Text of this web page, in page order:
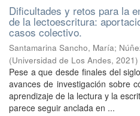
Dificultades y retos para la
de la lectoescritura:
casos colectivo.
Santamarina Sancho, María;
(Universidad de Los Andes, 2021)
Pese a que desde finales del
avances de investigación sobre
aprendizaje de la lectura y la
parece seguir anclada en ...